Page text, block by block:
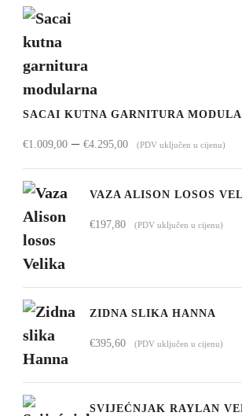
SACAI KUTNA GARNITURA
€1.009,00 – €4.295,00Raspon
cijena:
od
(PDV uključen u cijenu)
VAZA ALISON LOSOS
€197,80 (PDV uključen u cijenu)
ZIDNA SLIKA HANNA
€395,60 (PDV uključen u cijenu)
SVIJEĆNJAK RAYLAN